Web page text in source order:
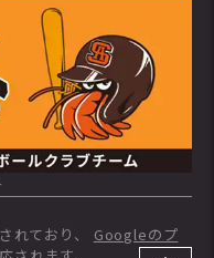
れており、 Googleのプ